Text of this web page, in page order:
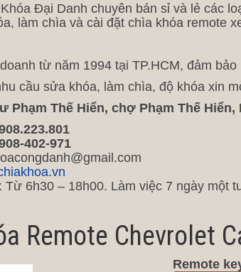
Đại Danh chuyên bán sỉ và lẻ các
làm chìa và cài đặt chìa khóa remote
từ năm 1994 tại TP.HCM, đảm
cầu sửa khóa, làm chìa, độ khóa xin
Phạm Thế Hiển, chợ Phạm Thế Hiển,
402-971
Từ 6h30 – 18h00. Làm việc 7 ngày một
Remote Chevrolet
Remote